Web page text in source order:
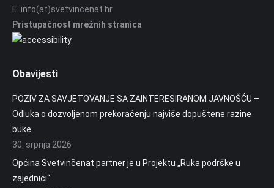
E. info(at)svetvincenat.hr
Pristupačnost mrežnih stranica
Obavijesti
POZIV ZA SAVJETOVANJE SA ZAINTERESIRANOM JAVNOŠĆU –
Odluka o dozvoljenom prekoračenju najviše dopuštene razine
buke
30. srpnja 2026
Općina Svetvinčenat partner je u Projektu „Ruka podrške u
zajednici“